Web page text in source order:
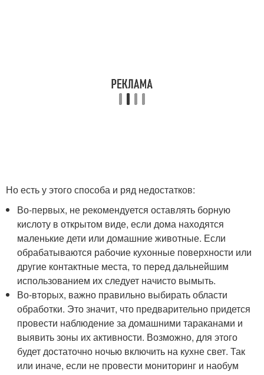
Но есть у этого способа и ряд недостатков:
Во-первых, не рекомендуется оставлять борную
кислоту в открытом виде, если дома находятся
маленькие дети или домашние животные. Если
обрабатываются рабочие кухонные поверхности или
другие контактные места, то перед дальнейшим
использованием их следует начисто вымыть.
Во-вторых, важно правильно выбирать области
обработки. Это значит, что предварительно придется
провести наблюдение за домашними тараканами и
выявить зоны их активности. Возможно, для этого
будет достаточно ночью включить на кухне свет. Так
или иначе, если не провести мониторинг и наобум